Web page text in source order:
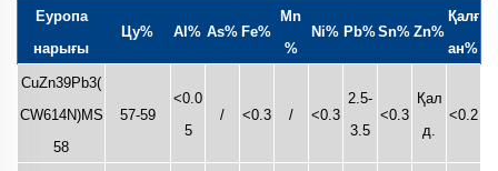
Еуропа
нарығы
Цу% Al% As% Fe%
Mn
%
Ni% Pb%Sn% Zn%
Қалғ
ан%
CuZn39Pb3(
CW614N)MS
58
57-59
<0.0
5
/ <0.3 / <0.3
2.5-
3.5
<0.3
Қал
д.
<0.2